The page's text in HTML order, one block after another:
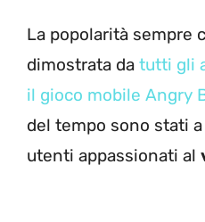
La popolarità sempre
dimostrata da tutti gli
il gioco mobile Angry
del tempo sono stati
utenti appassionati al